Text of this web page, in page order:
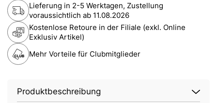
Lieferung in 2-5 Werktagen, Zustellung
voraussichtlich ab 11.08.2026
Kostenlose Retoure in der Filiale (exkl. Online
Exklusiv Artikel)
Mehr Vorteile für Clubmitglieder
Produktbeschreibung